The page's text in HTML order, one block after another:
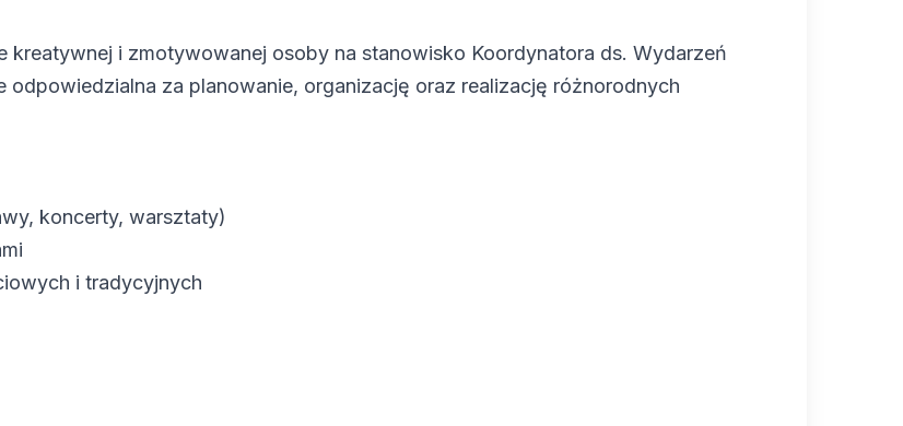
kreatywnej i zmotywowanej osoby na stanowisko Koordynatora ds. Wydarzeń
odpowiedzialna za planowanie, organizację oraz realizację różnorodnych
koncerty, warsztaty)
i tradycyjnych